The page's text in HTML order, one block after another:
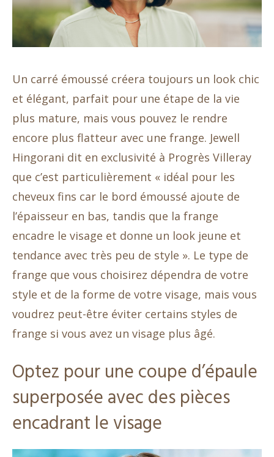
Un carré émoussé créera toujours un look chic
et élégant, parfait pour une étape de la vie
plus mature, mais vous pouvez le rendre
encore plus flatteur avec une frange. Jewell
Hingorani dit en exclusivité à Progrès Villeray
que c’est particulièrement « idéal pour les
cheveux fins car le bord émoussé ajoute de
l’épaisseur en bas, tandis que la frange
encadre le visage et donne un look jeune et
tendance avec très peu de style ». Le type de
frange que vous choisirez dépendra de votre
style et de la forme de votre visage, mais vous
voudrez peut-être éviter certains styles de
frange si vous avez un visage plus âgé.
Optez pour une coupe d’épaule
superposée avec des pièces
encadrant le visage